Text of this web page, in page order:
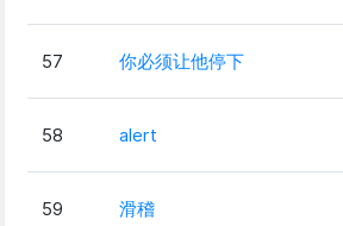
57 你必须让他停下
58 alert
59 滑稽